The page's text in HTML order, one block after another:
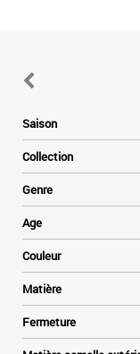
Saison
Collection
Genre
Age
Couleur
Matière
Fermeture